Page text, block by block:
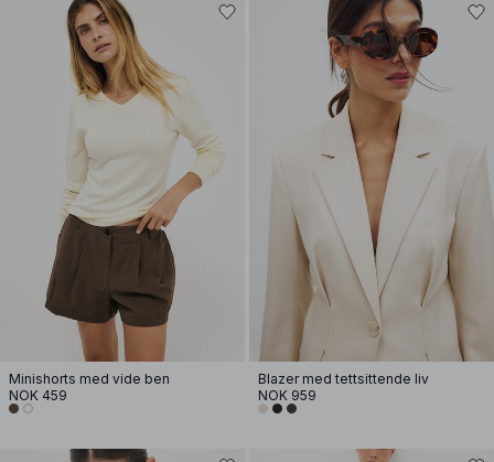
Minishorts med vide ben
NOK 459
Blazer med tettsittende liv
NOK 959